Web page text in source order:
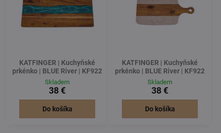
KATFINGER | Kuchyňské
prkénko | BLUE River | KF922
Skladem
38 €
Do košíka
KATFINGER | Kuchyňské
prkénko | BLUE River | KF922
Skladem
38 €
Do košíka